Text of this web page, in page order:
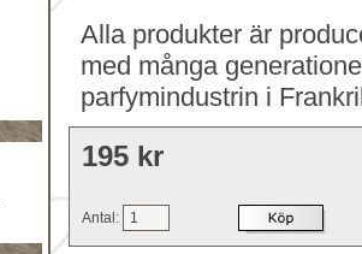
Alla produkter är
med många
parfymindustrin i
195 kr
Antal: